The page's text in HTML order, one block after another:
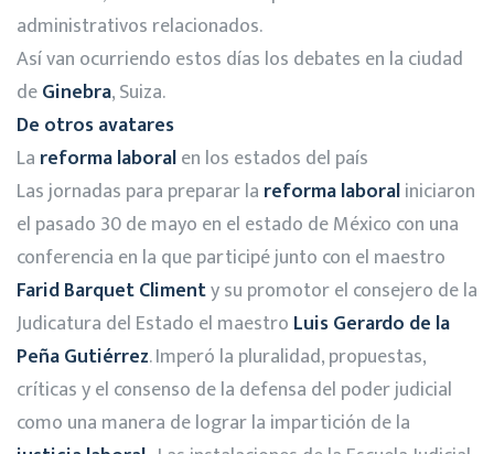
administrativos relacionados.
Así van ocurriendo estos días los debates en la ciudad
deGinebra, Suiza.
De otros avatares
La reforma laboralen los estados del país
Las jornadas para preparar la reforma laboraliniciaron
el pasado 30 de mayo en el estado de México con una
conferencia en la que participé junto con el maestro
Farid Barquet Climenty su promotor el consejero de la
Judicatura del Estado el maestro Luis Gerardo de la
Peña Gutiérrez. Imperó la pluralidad, propuestas,
críticas y el consenso de la defensa del poder judicial
como una manera de lograr la impartición de la